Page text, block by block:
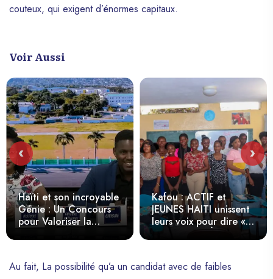
couteux, qui exigent d’énormes capitaux.
Voir Aussi
Haïti et son incroyable
Génie : Un Concours
pour Valoriser la
Kafou : ACTIF et
JEUNES HAITI unissent
leurs voix pour dire «
DEMEN KA BÈL »
‹ ›
Au fait, La possibilité qu’a un candidat avec de faibles